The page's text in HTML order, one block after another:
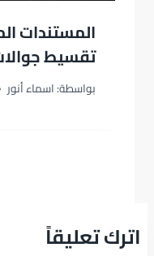
المستندات
تقسيط
بواسطة:اسماء أنور
اترك تعليقاً